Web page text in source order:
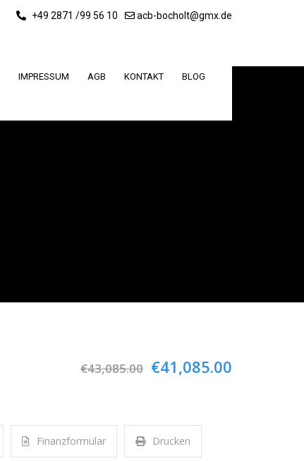
+49 2871 /99 56 10 acb-bocholt@gmx.de
IMPRESSUM AGB KONTAKT BLOG
€43,085.00 €41,085.00
Finanzformular Drucken